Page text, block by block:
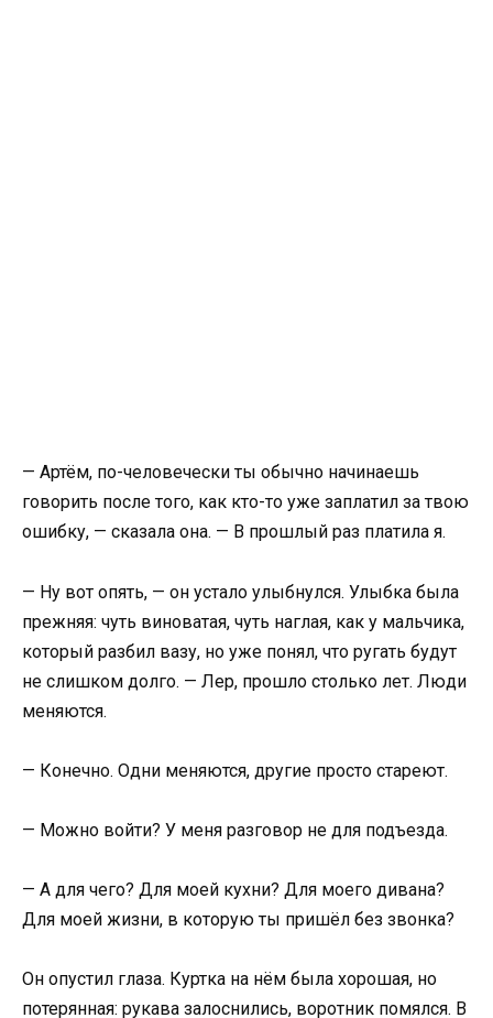
— Артём, по-человечески ты обычно начинаешь
говорить после того, как кто-то уже заплатил за твою
ошибку, — сказала она. — В прошлый раз платила я.
— Ну вот опять, — он устало улыбнулся. Улыбка была
прежняя: чуть виноватая, чуть наглая, как у мальчика,
который разбил вазу, но уже понял, что ругать будут
не слишком долго. — Лер, прошло столько лет. Люди
меняются.
— Конечно. Одни меняются, другие просто стареют.
— Можно войти? У меня разговор не для подъезда.
— А для чего? Для моей кухни? Для моего дивана?
Для моей жизни, в которую ты пришёл без звонка?
Он опустил глаза. Куртка на нём была хорошая, но
потерянная: рукава залоснились, воротник помялся. В